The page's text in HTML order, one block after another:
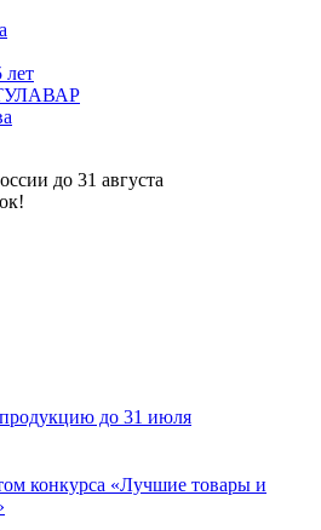
лет
до 31 августа
до 31 июля
конкурса «Лучшие товары и